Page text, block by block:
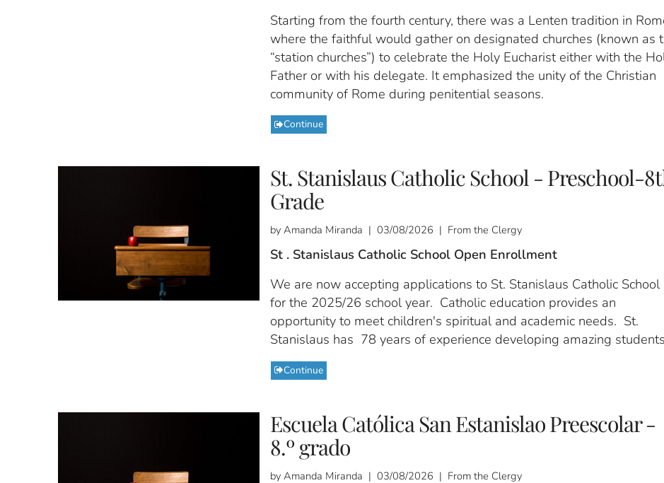
Starting from the fourth century, there was a Lenten tradition in
where the faithful would gather on designated churches (known as
“station churches”) to celebrate the Holy Eucharist either with the
Father or with his delegate. It emphasized the unity of the Christian
community of Rome during penitential seasons.
Continue
St. Stanislaus Catholic School - Preschool-
Grade
by Amanda Miranda | 03/08/2026 | From the Clergy
St . Stanislaus Catholic School Open Enrollment
We are now accepting applications to St. Stanislaus Catholic School
for the 2025/26 school year. Catholic education provides an
opportunity to meet children's spiritual and academic needs. St.
Stanislaus has 78 years of experience developing amazing
Continue
Escuela Católica San Estanislao Preescolar -
8.º grado
by Amanda Miranda | 03/08/2026 | From the Clergy